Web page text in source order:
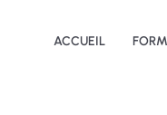
ACCUEIL